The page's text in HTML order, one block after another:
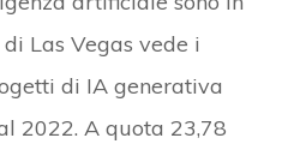
Las Vegas vede i
di IA generativa
2022. A quota 23,78